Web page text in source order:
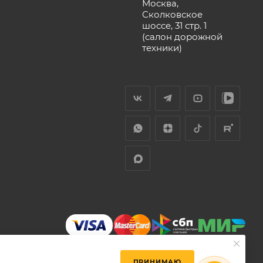
Москва,
Сколковское
шоссе, 31 стр. 1
(салон дорожной
техники)